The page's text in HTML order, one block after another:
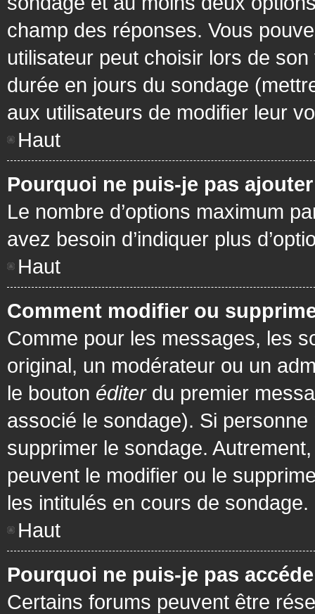
champ des réponses. Vous
utilisateur peut choisir lors de
durée en jours du sondage
aux utilisateurs de modifier leur
Haut
Pourquoi ne puis-je pas
Le nombre d’options maximum
avez besoin d’indiquer plus
Haut
Comment modifier ou
Comme pour les messages, les
original, un modérateur ou un
le bouton éditerdu premier
associé le sondage). Si personne
supprimer le sondage.
peuvent le modifier ou le
les intitulés en cours de sondage.
Haut
Pourquoi ne puis-je pas
Certains forums peuvent être